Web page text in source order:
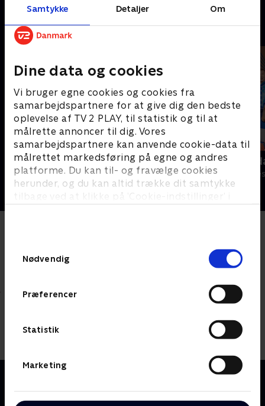
Samtykke Detaljer Om
Dine data og cookies
Vi bruger egne cookies og cookies fra
samarbejdspartnere for at give dig den bedste
oplevelse af TV 2 PLAY, til statistik og til at
målrette annoncer til dig. Vores
samarbejdspartnere kan anvende cookie-data til
målrettet markedsføring på egne og andres
platforme. Du kan til- og fravælge cookies
herunder, og du kan altid trække dit samtykke
tilbage ved at klikke på ’Cookie-indstillinger’ i
Nødvendig
Præferencer
Statistik
Marketing
Andre så også
Lillemand
Komedie • 2 sæsoner
Robssons
Komedie • 1